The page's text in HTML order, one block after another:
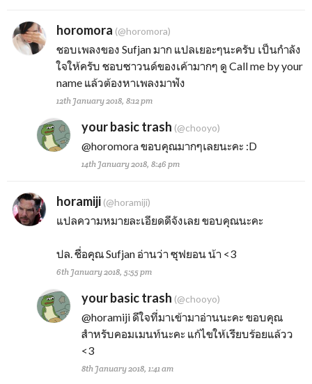
horomora (@horomora)
ชอบเพลงของ Sufjan มาก แปลเยอะๆนะครับ เป็นกำลัง
ใจให้ครับ ชอบซาวนด์ของเค้ามากๆ ดู Call me by your
name แล้วต้องหาเพลงมาฟัง
12th January 2018, 8:12 pm
your basic trash (@chooyo)
@horomoraขอบคุณมากๆเลยนะคะ :D
14th January 2018, 8:46 pm
horamiji (@horamiji)
แปลความหมายละเอียดดีจังเลย ขอบคุณนะคะ
ปล. ชื่อคุณ Sufjan อ่านว่า ซุฟยอน น้า <3
6th January 2018, 5:55 pm
your basic trash (@chooyo)
@horamijiดีใจที่มาเข้ามาอ่านนะคะ ขอบคุณ
สำหรับคอมเมนท์นะคะ แก้ไขให้เรียบร้อยแล้วว
<3
8th January 2018, 1:41 am